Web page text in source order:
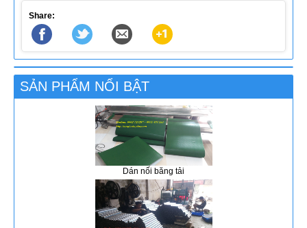
Share:
SẢN PHẨM NỔI BẬT
Dán nối băng tải